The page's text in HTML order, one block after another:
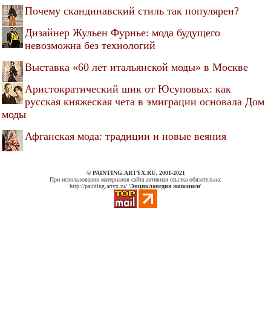
Почему скандинавский стиль так популярен?
Дизайнер Жульен Фурнье: мода будущего
невозможна без технологий
Выставка «60 лет итальянской моды» в Москве
Аристократический шик от Юсуповых: как
русская княжеская чета в эмиграции основала Дом
моды
Афганская мода: традиции и новые веяния
© PAINTING.ARTYX.RU, 2001-2021
При использовании материалов сайта активная ссылка обязательна:
http://painting.artyx.ru/ 'Энциклопедия живописи'